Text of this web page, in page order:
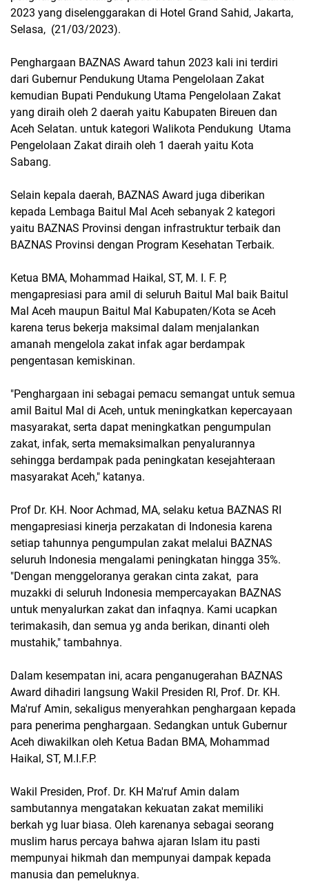
2023 yang diselenggarakan di Hotel Grand Sahid, Jakarta,
Selasa, (21/03/2023).
Penghargaan BAZNAS Award tahun 2023 kali ini terdiri
dari Gubernur Pendukung Utama Pengelolaan Zakat
kemudian Bupati Pendukung Utama Pengelolaan Zakat
yang diraih oleh 2 daerah yaitu Kabupaten Bireuen dan
Aceh Selatan. untuk kategori Walikota Pendukung Utama
Pengelolaan Zakat diraih oleh 1 daerah yaitu Kota
Sabang.
Selain kepala daerah, BAZNAS Award juga diberikan
kepada Lembaga Baitul Mal Aceh sebanyak 2 kategori
yaitu BAZNAS Provinsi dengan infrastruktur terbaik dan
BAZNAS Provinsi dengan Program Kesehatan Terbaik.
Ketua BMA, Mohammad Haikal, ST, M. I. F. P,
mengapresiasi para amil di seluruh Baitul Mal baik Baitul
Mal Aceh maupun Baitul Mal Kabupaten/Kota se Aceh
karena terus bekerja maksimal dalam menjalankan
amanah mengelola zakat infak agar berdampak
pengentasan kemiskinan.
"Penghargaan ini sebagai pemacu semangat untuk semua
amil Baitul Mal di Aceh, untuk meningkatkan kepercayaan
masyarakat, serta dapat meningkatkan pengumpulan
zakat, infak, serta memaksimalkan penyalurannya
sehingga berdampak pada peningkatan kesejahteraan
masyarakat Aceh," katanya.
Prof Dr. KH. Noor Achmad, MA, selaku ketua BAZNAS RI
mengapresiasi kinerja perzakatan di Indonesia karena
setiap tahunnya pengumpulan zakat melalui BAZNAS
seluruh Indonesia mengalami peningkatan hingga 35%.
"Dengan menggeloranya gerakan cinta zakat, para
muzakki di seluruh Indonesia mempercayakan BAZNAS
untuk menyalurkan zakat dan infaqnya. Kami ucapkan
terimakasih, dan semua yg anda berikan, dinanti oleh
mustahik," tambahnya.
Dalam kesempatan ini, acara penganugerahan BAZNAS
Award dihadiri langsung Wakil Presiden RI, Prof. Dr. KH.
Ma'ruf Amin, sekaligus menyerahkan penghargaan kepada
para penerima penghargaan. Sedangkan untuk Gubernur
Aceh diwakilkan oleh Ketua Badan BMA, Mohammad
Haikal, ST, M.I.F.P.
Wakil Presiden, Prof. Dr. KH Ma'ruf Amin dalam
sambutannya mengatakan kekuatan zakat memiliki
berkah yg luar biasa. Oleh karenanya sebagai seorang
muslim harus percaya bahwa ajaran Islam itu pasti
mempunyai hikmah dan mempunyai dampak kepada
manusia dan pemeluknya.